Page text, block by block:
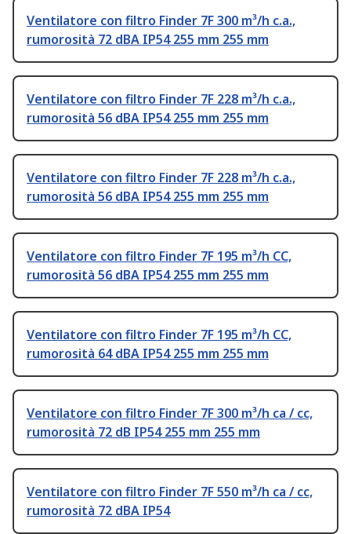
Ventilatore con filtro Finder 7F 300 m³/h c.a.,
rumorosità 72 dBA IP54 255 mm 255 mm
Ventilatore con filtro Finder 7F 228 m³/h c.a.,
rumorosità 56 dBA IP54 255 mm 255 mm
Ventilatore con filtro Finder 7F 228 m³/h c.a.,
rumorosità 56 dBA IP54 255 mm 255 mm
Ventilatore con filtro Finder 7F 195 m³/h CC,
rumorosità 56 dBA IP54 255 mm 255 mm
Ventilatore con filtro Finder 7F 195 m³/h CC,
rumorosità 64 dBA IP54 255 mm 255 mm
Ventilatore con filtro Finder 7F 300 m³/h ca / cc,
rumorosità 72 dB IP54 255 mm 255 mm
Ventilatore con filtro Finder 7F 550 m³/h ca / cc,
rumorosità 72 dBA IP54